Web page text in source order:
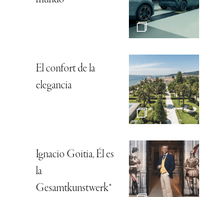
El confort de la
elegancia
Ignacio Goitia, Él es
la
Gesamtkunstwerk*